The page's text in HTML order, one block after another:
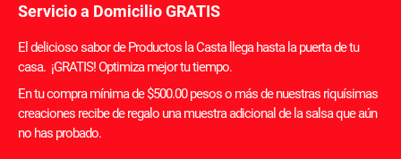
Servicio a Domicilio GRATIS
El delicioso sabor de Productos la Casta llega hasta la puerta de tu
casa. ¡GRATIS! Optimiza mejor tu tiempo.
En tu compra mínima de $500.00 pesos o más de nuestras riquísimas
creaciones recibe de regalo una muestra adicional de la salsa que aún
no has probado.